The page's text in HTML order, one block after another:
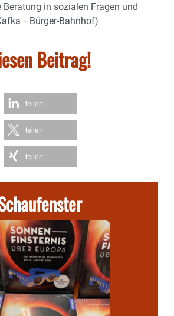
Beratung in sozialen Fragen und
–Bürger-Bahnhof)
Beitrag!
teilen
teilen
teilen